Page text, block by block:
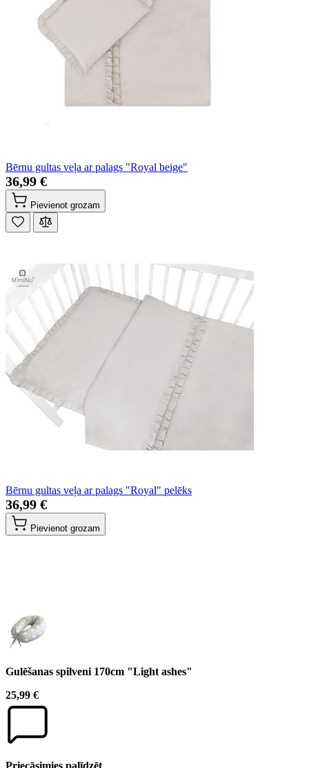
Bērnu gultas veļa ar palags "Royal beige"
36,99 €
Pievienot grozam
Bērnu gultas veļa ar palags "Royal" pelēks
36,99 €
Pievienot grozam
Gulēšanas spilveni 170cm "Light ashes"
25,99 €